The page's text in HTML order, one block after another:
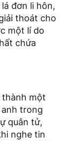
đơn li hôn,
thoát cho
một lí do
chứa
thành một
trong
quân tử,
nghe tin